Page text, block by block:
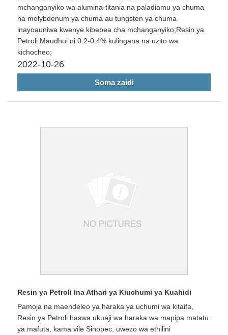
mchanganyiko wa alumina-titania na paladiamu ya chuma
na molybdenum ya chuma au tungsten ya chuma
inayoauniwa kwenye kibebea cha mchanganyiko;Resin ya
Petroli Maudhui ni 0.2-0.4% kulingana na uzito wa
kichocheo;
2022-10-26
Soma zaidi
Resin ya Petroli Ina Athari ya Kiuchumi ya Kuahidi
Pamoja na maendeleo ya haraka ya uchumi wa kitaifa,
Resin ya Petroli haswa ukuaji wa haraka wa mapipa matatu
ya mafuta, kama vile Sinopec, uwezo wa ethilini